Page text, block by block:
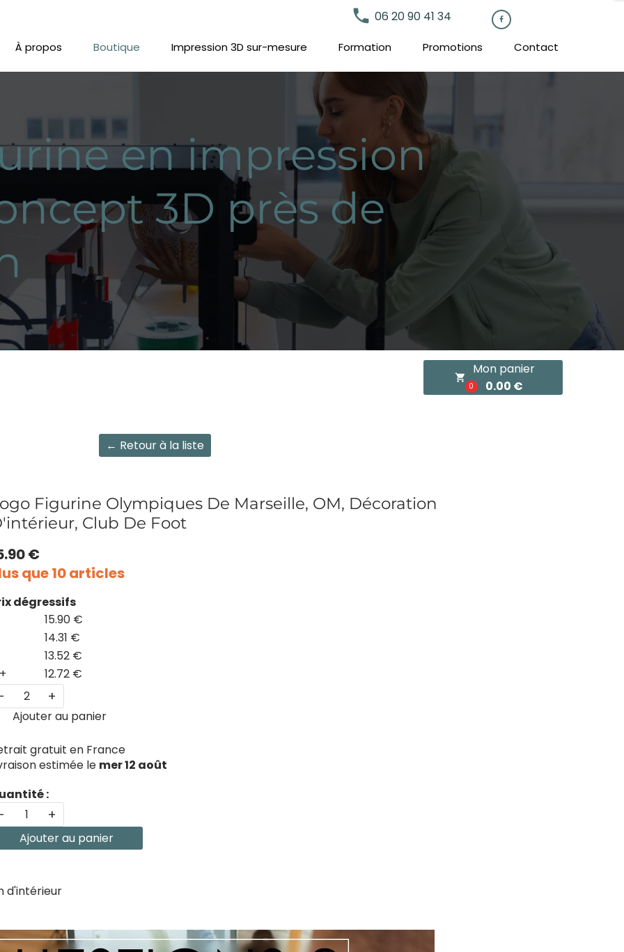
À propos Boutique Impression 3D sur-mesure Formation Promotions Contact
local_phone 06 20 90 41 34 
en impression
3D près de
local_grocery_store
0
Mon panier
0.00 €
← Retour à la liste
Figurine Olympiques De Marseille, OM, Décoration
Club De Foot
€
que 10 articles
dégressifs
15.90 €
14.31 €
13.52 €
12.72 €
+
Ajouter au panier
gratuit en France
estimée le mer 12 août
:
+
Ajouter au panier
d'intérieur